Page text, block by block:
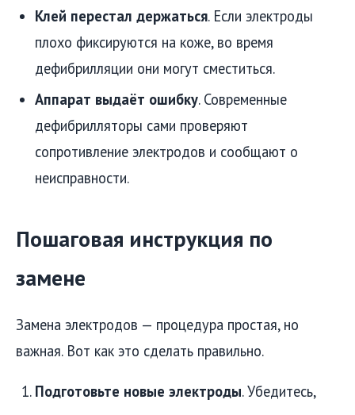
Клей перестал держаться. Если электроды
плохо фиксируются на коже, во время
дефибрилляции они могут сместиться.
Аппарат выдаёт ошибку. Современные
дефибрилляторы сами проверяют
сопротивление электродов и сообщают о
неисправности.
Пошаговая инструкция по
замене
Замена электродов — процедура простая, но
важная. Вот как это сделать правильно.
Подготовьте новые электроды. Убедитесь,